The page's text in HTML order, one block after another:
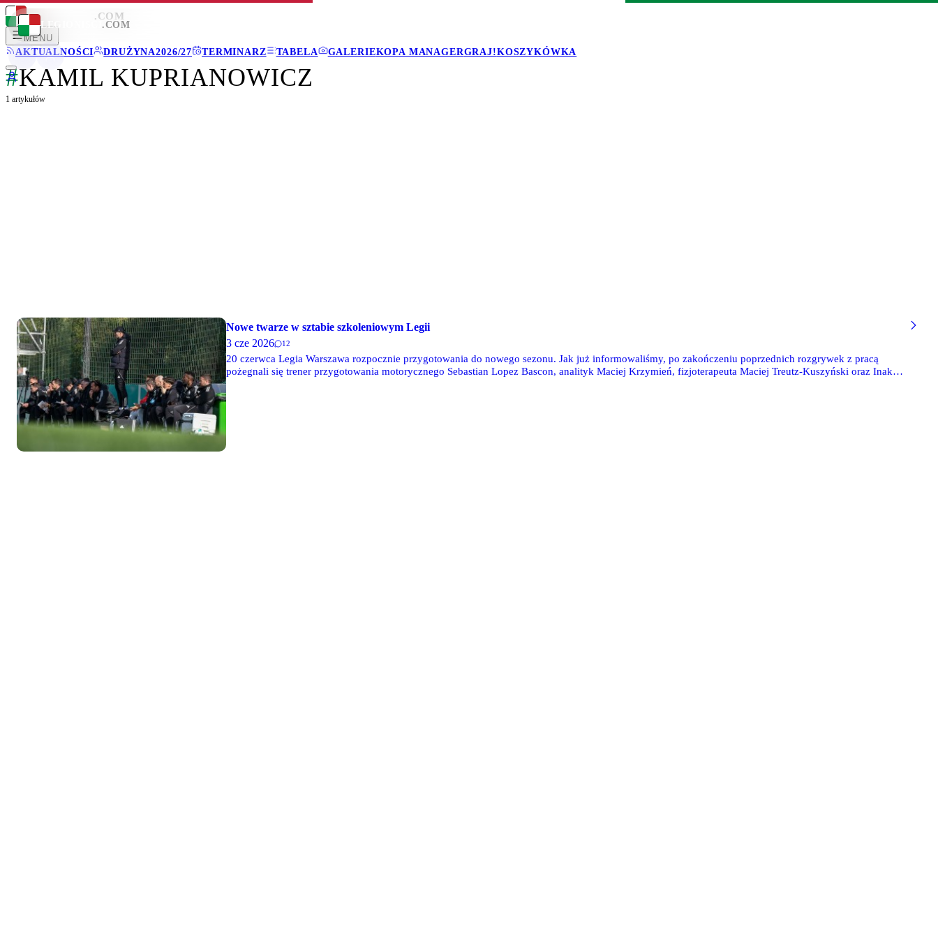
LEGIONISCI .COM
MENU
AKTUALNOŚCI
DRUŻYNA2026/27 TERMINARZ TABELA GALERIEKOPA MANAGERGRAJ!KOSZYKÓWKA
LEGIONISCI .COM
#KAMIL KUPRIANOWICZ
1 artykułów
Nowe twarze w sztabie szkoleniowym Legii
3 cze 2026
12
20 czerwca Legia Warszawa rozpocznie przygotowania do nowego sezonu. Jak już informowaliśmy, po zakończeniu poprzednich rozgrywek z pracą
pożegnali się trener przygotowania motorycznego Sebastian Lopez Bascon, analityk Maciej Krzymień, fizjoterapeuta Maciej Treutz-Kuszyński oraz Inaki